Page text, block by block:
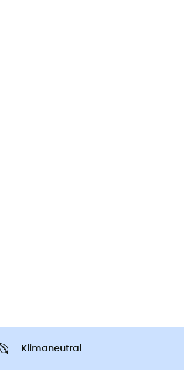
Klimaneutral